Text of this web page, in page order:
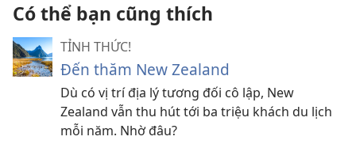
Có thể bạn cũng thích
TỈNH THỨC!
Đến thăm New Zealand
Dù có vị trí địa lý tương đối cô lập, New
Zealand vẫn thu hút tới ba triệu khách du lịch
mỗi năm. Nhờ đâu?